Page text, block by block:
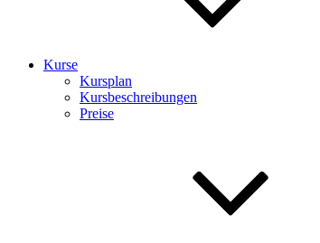
Kurse
Kursplan
Kursbeschreibungen
Preise